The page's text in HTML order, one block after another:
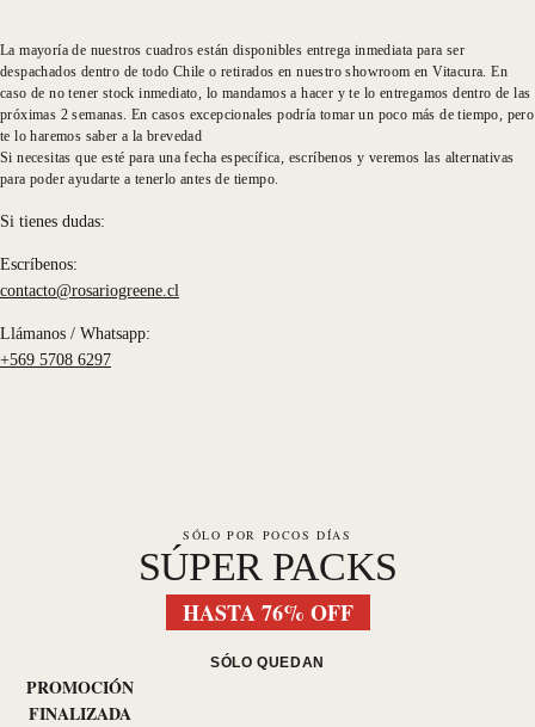
La mayoría de nuestros cuadros están disponibles entrega inmediata para ser
despachados dentro de todo Chile o retirados en nuestro showroom en Vitacura. En
caso de no tener stock inmediato, lo mandamos a hacer y te lo entregamos dentro de las
próximas 2 semanas. En casos excepcionales podría tomar un poco más de tiempo, pero
te lo haremos saber a la brevedad
Si necesitas que esté para una fecha específica, escríbenos y veremos las alternativas
para poder ayudarte a tenerlo antes de tiempo.
Si tienes dudas:
Escríbenos:
contacto@rosariogreene.cl
Llámanos / Whatsapp:
+569 5708 6297
SÓLO POR POCOS DÍAS
SÚPER PACKS
HASTA 76% OFF
SÓLO QUEDAN
PROMOCIÓN
FINALIZADA